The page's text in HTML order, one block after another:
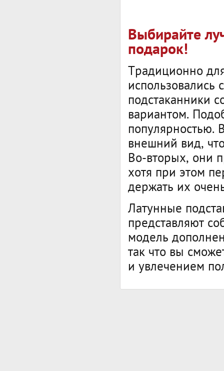
Выбирайте
подарок!
Традиционно
подстаканники
вариантом.
популярностью.
внешний вид,
Во-вторых, они
хотя при этом
держать их
Латунные
представляют
модель
так что вы
и увлечением